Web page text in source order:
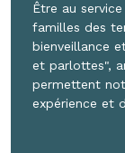
Être au
familles des
bienveillance
et parlottes",
permettent
expérience et